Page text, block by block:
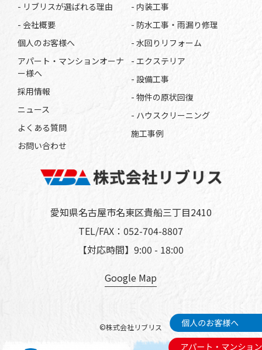
個人のお客様へ
アパート・マンショ
愛知県名古屋市名東区貴船三丁目2410
TEL/FAX：052-704-8807
【対応時間】9:00 - 18:00
Google Map
- リブリスが選ばれる理由
- 会社概要
個人のお客様へ
アパート・マンションオーナ
ー様へ
採用情報
ニュース
よくある質問
お問い合わせ
- 内装工事
- 防水工事・雨漏り修理
- 水回りリフォーム
- エクステリア
- 設備工事
- 物件の原状回復
- ハウスクリーニング
施工事例
©株式会社リブリス